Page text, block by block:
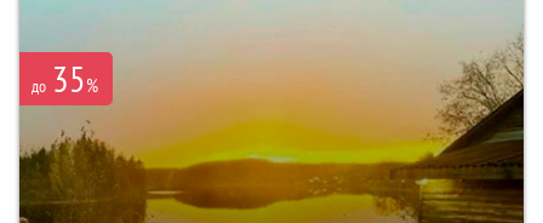
до 35%